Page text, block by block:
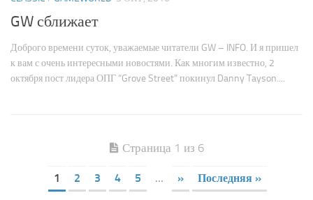
GW сближает
Доброго времени суток, уважаемые читатели GW – INFO. И я пришел
к вам с очень интересными новостями. Как многим известно, 2
октября пост лидера ОПГ “Grove Street” покинул Danny Tayson....
Страница 1 из 6
1 2 3 4 5 ... » Последняя »